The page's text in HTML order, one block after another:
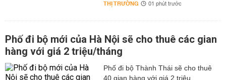
THỊ TRƯỜNG 01 phút trước
Phố đi bộ mới của Hà Nội sẽ cho thuê các gian
hàng với giá 2 triệu/tháng
Phố đi bộ Thành Thái sẽ cho thuê
40 gian hàng với giá 2 triệu